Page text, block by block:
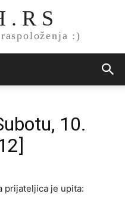
. R S
:)
10.
prijateljica je upita: